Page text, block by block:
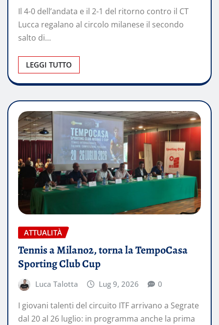
Il 4-0 dell’andata e il 2-1 del ritorno contro il CT
Lucca regalano al circolo milanese il secondo
salto di…
LEGGI TUTTO
ATTUALITÀ
Tennis a Milano2, torna la TempoCasa
Sporting Club Cup
Luca Talotta Lug 9, 2026 0
I giovani talenti del circuito ITF arrivano a Segrate
dal 20 al 26 luglio: in programma anche la prima